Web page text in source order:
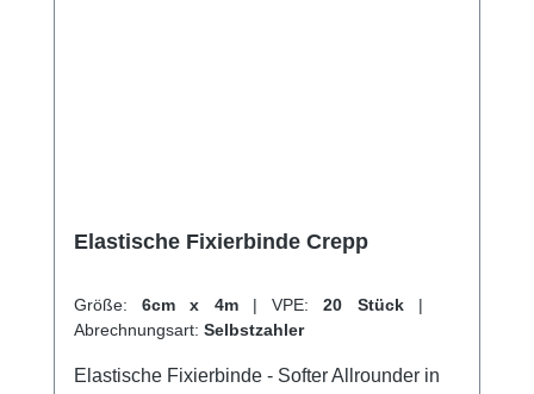
Elastische Fixierbinde Crepp
Größe: 6cm x 4m | VPE: 20 Stück |
Abrechnungsart: Selbstzahler
Elastische Fixierbinde - Softer Allrounder in